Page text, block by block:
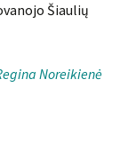
Šiaulių
Noreikienė